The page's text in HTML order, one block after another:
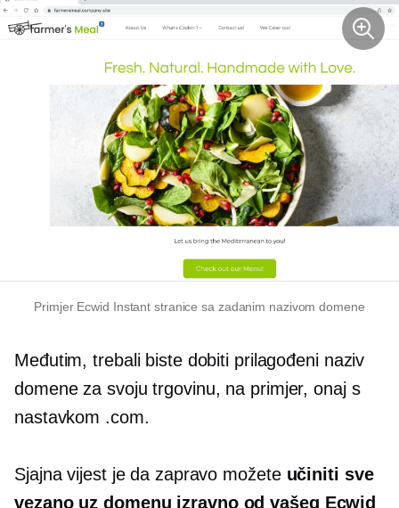
Primjer Ecwid Instant stranice sa zadanim nazivom domene
Međutim, trebali biste dobiti prilagođeni naziv
domene za svoju trgovinu, na primjer, onaj s
nastavkom .com.
Sjajna vijest je da zapravo možete učiniti sve
vezano uz domenu izravno od vašeg Ecwid